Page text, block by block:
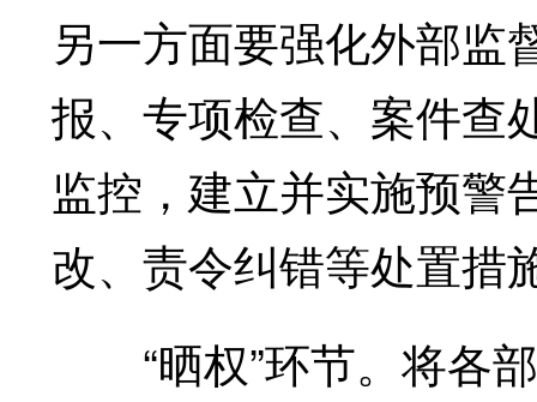
另一方面要强化外部监
报、专项检查、案件查
监控，建立并实施预警
改、责令纠错等处置措
“晒权”环节。将各部